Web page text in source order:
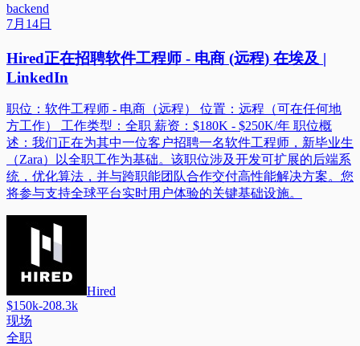
backend
7月14日
Hired正在招聘软件工程师 - 电商 (远程) 在埃及 |
LinkedIn
职位：软件工程师 - 电商（远程） 位置：远程（可在任何地
方工作） 工作类型：全职 薪资：$180K - $250K/年 职位概
述：我们正在为其中一位客户招聘一名软件工程师，新毕业生
（Zara）以全职工作为基础。该职位涉及开发可扩展的后端系
统，优化算法，并与跨职能团队合作交付高性能解决方案。您
将参与支持全球平台实时用户体验的关键基础设施。
Hired
$150k-208.3k
现场
全职